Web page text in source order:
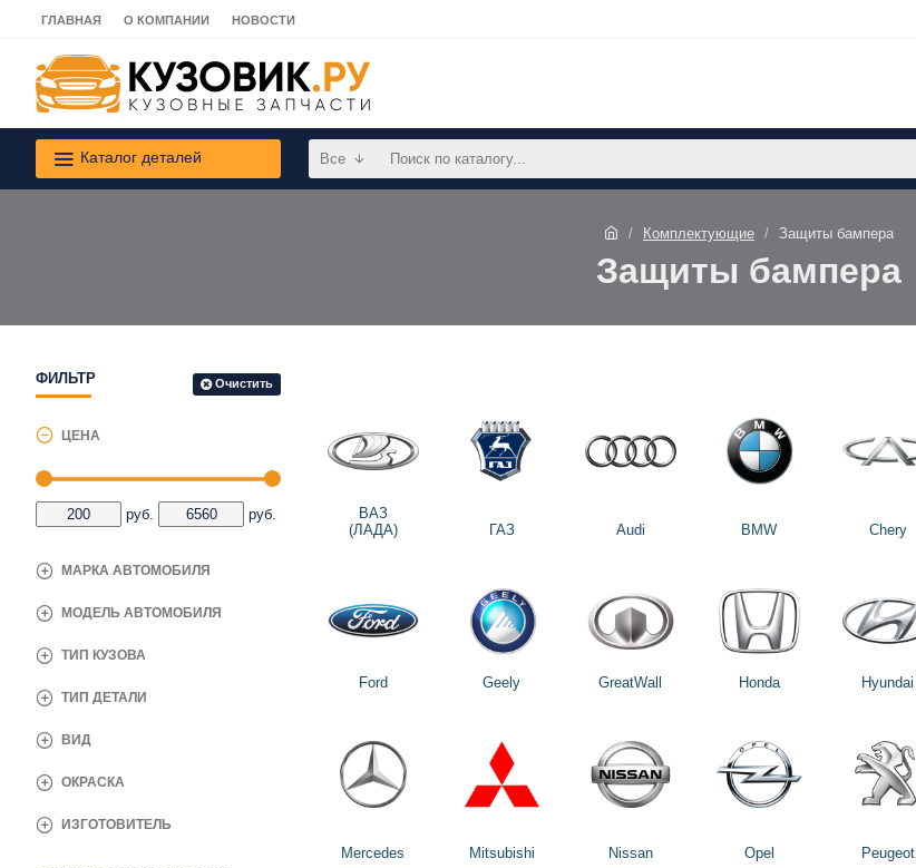
ГЛАВНАЯ О КОМПАНИИ НОВОСТИ
Каталог деталей Все
Комплектующие Защиты бампера
Защиты бампера
ФИЛЬТР Очистить
ЦЕНА
руб. руб.
МАРКА АВТОМОБИЛЯ
ОКРАСКА
МОДЕЛЬ АВТОМОБИЛЯ
ТИП КУЗОВА
ТИП ДЕТАЛИ
ИЗГОТОВИТЕЛЬ
ВИД
ВАЗ
(ЛАДА)
ГАЗ Audi BMW Chery
Ford Geely GreatWall Honda Hyundai
Mercedes Mitsubishi Nissan Opel Peugeot